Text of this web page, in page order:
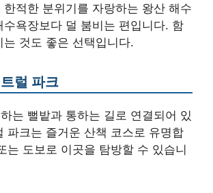
한적한 분위기를 자랑하는 왕산 해수
수욕장보다 덜 붐비는 편입니다. 함
것도 좋은 선택입니다.
럴 파크
는 뻘밭과 통하는 길로 연결되어 있
파크는 즐거운 산책 코스로 유명합
는 도보로 이곳을 탐방할 수 있습니